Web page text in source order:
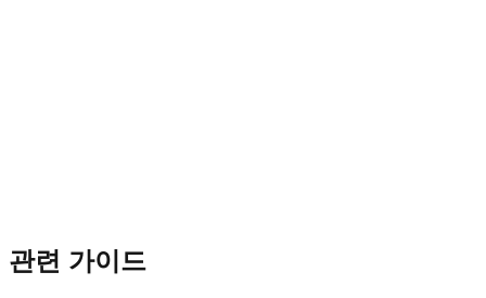
관련 가이드